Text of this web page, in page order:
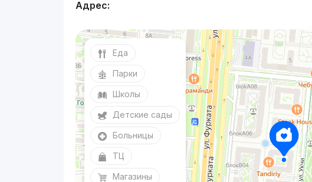
Адрес:
Еда
Парки
Школы
Детские сады
Больницы
ТЦ
Магазины